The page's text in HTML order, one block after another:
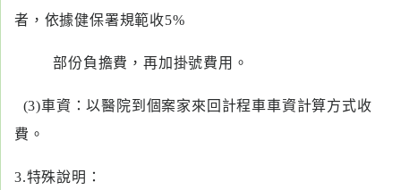
者，依據健保署規範收5%
部份負擔費，再加掛號費用。
(3)車資：以醫院到個案家來回計程車車資計算方式收
費。
3.特殊說明：